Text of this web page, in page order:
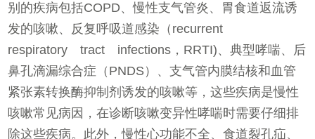
别的疾病包括COPD、慢性支气管炎、胃食道返流诱
发的咳嗽、反复呼吸道感染（recurrent
respiratory tract infections，RRTI)、典型哮喘、后
鼻孔滴漏综合症（PNDS）、支气管内膜结核和血管
紧张素转换酶抑制剂诱发的咳嗽等，这些疾病是慢性
咳嗽常见病因，在诊断咳嗽变异性哮喘时需要仔细排
除这些疾病。此外，慢性心功能不全、食道裂孔疝、